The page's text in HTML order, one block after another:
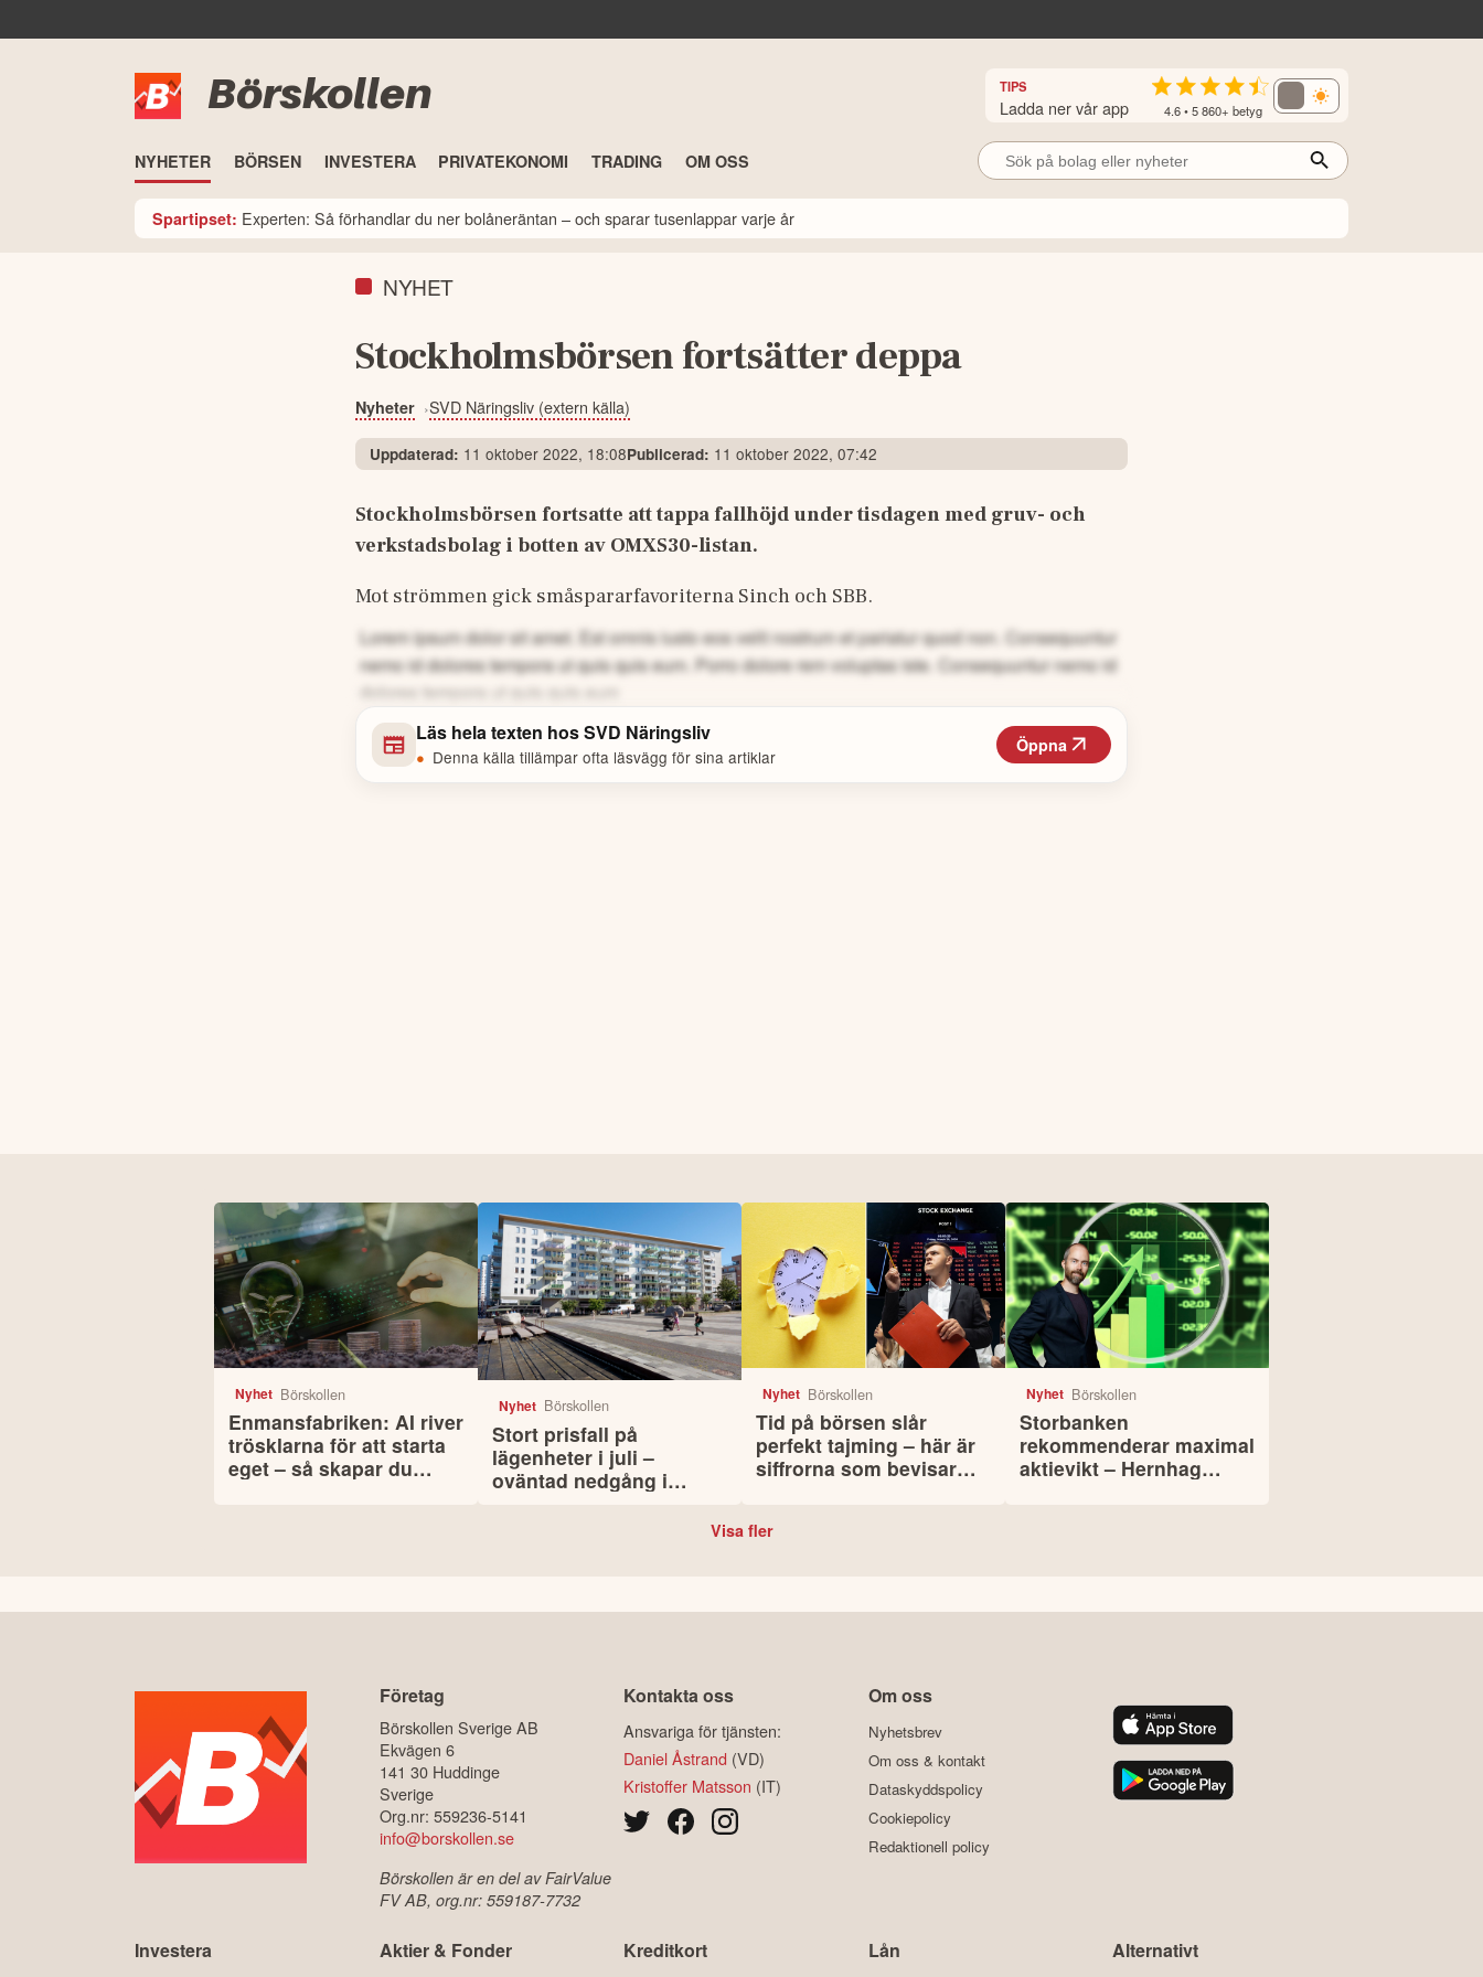
Börskollen TIPS
Ladda ner vår app 4.6 • 5 860+ betyg
NYHETER BÖRSEN INVESTERA PRIVATEKONOMI TRADING OM OSS
Spartipset: Experten: Så förhandlar du ner bolåneräntan – och sparar tusenlappar varje år
NYHET
Stockholmsbörsen fortsätter deppa
Nyheter SVD Näringsliv (extern källa)
Uppdaterad: 11 oktober 2022, 18:08Publicerad: 11 oktober 2022, 07:42
Stockholmsbörsen fortsatte att tappa fallhöjd under tisdagen med gruv- och
verkstadsbolag i botten av OMXS30-listan.
Mot strömmen gick småspararfavoriterna Sinch och SBB.
Lorem ipsum dolor sit amet. Est omnis iusto eos velit nostrum et pariatur quod non. Consequuntur
nemo id dolores tempora ut quis quis eum. Porro dolore rem voluptas iste. Consequuntur nemo id
dolores tempora ut quis quis eum
Läs hela texten hosSVD Näringsliv
• Denna källa tillämpar ofta läsvägg för sina artiklar
Öppna
Nyhet Börskollen
Enmansfabriken: AI river
trösklarna för att starta
eget – så skapar du
Nyhet Börskollen
Stort prisfall på
lägenheter i juli –
oväntad nedgång i
Nyhet Börskollen
Tid på börsen slår
perfekt tajming – här är
siffrorna som bevisar
Nyhet Börskollen
Storbanken
rekommenderar maximal
aktievikt – Hernhag
Visa fler
Företag
Börskollen Sverige AB
Ekvägen 6
141 30 Huddinge
Sverige
Org.nr: 559236-5141
info@borskollen.se
Börskollen är en del av FairValue
FV AB, org.nr: 559187-7732
Kontakta oss
Ansvariga för tjänsten:
Daniel Åstrand (VD)
Kristoffer Matsson (IT)
Om oss
Nyhetsbrev
Om oss & kontakt
Dataskyddspolicy
Cookiepolicy
Redaktionell policy
Investera Aktier & Fonder Kreditkort Lån Alternativt